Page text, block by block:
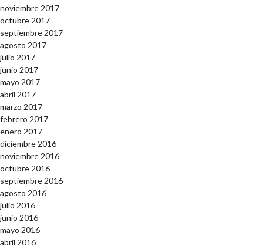
noviembre 2017
octubre 2017
septiembre 2017
agosto 2017
julio 2017
junio 2017
mayo 2017
abril 2017
marzo 2017
febrero 2017
enero 2017
diciembre 2016
noviembre 2016
octubre 2016
septiembre 2016
agosto 2016
julio 2016
junio 2016
mayo 2016
abril 2016